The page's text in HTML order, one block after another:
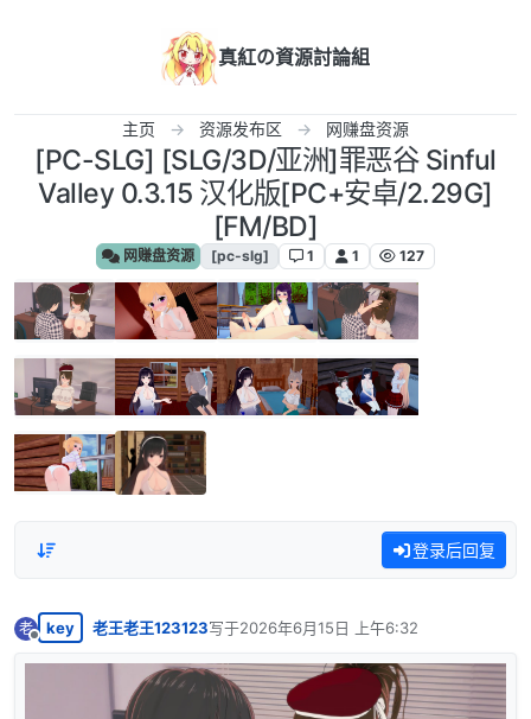
真紅の資源討論組
主页 资源发布区 网赚盘资源
[PC-SLG] [SLG/3D/亚洲]罪恶谷 Sinful
Valley 0.3.15 汉化版[PC+安卓/2.29G]
[FM/BD]
网赚盘资源 [pc-slg] 1 1 127
登录后回复
老
离线
key 老王老王123123写于2026年6月15日 上午6:32
最后由 编辑